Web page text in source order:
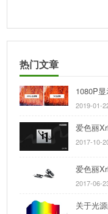
热门文章
1080P
2019-01-
爱色丽
2017-10-
爱色丽
2017-06-
关于光